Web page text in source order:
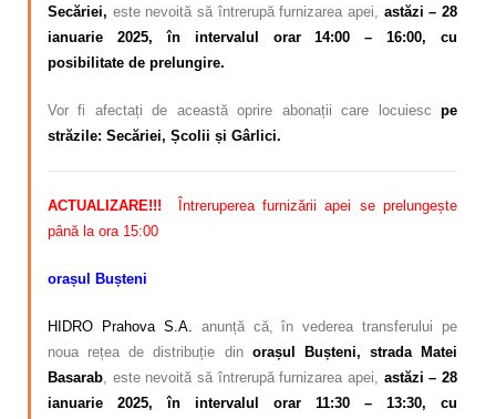
Secăriei, este nevoită să întrerupă furnizarea apei, astăzi – 28
ianuarie 2025, în intervalul orar 14:00 – 16:00, cu
posibilitate de prelungire.
Vor fi afectați de această oprire abonații care locuiesc pe
străzile: Secăriei, Școlii și Gârlici.
ACTUALIZARE!!!
Întreruperea furnizării apei se prelungește
până la ora 15:00
orașul Bușteni
HIDRO Prahova S.A. anunță că, în vederea transferului pe
noua rețea de distribuție din orașul Bușteni, strada Matei
Basarab, este nevoită să întrerupă furnizarea apei, astăzi – 28
ianuarie 2025, în intervalul orar 11:30 – 13:30, cu